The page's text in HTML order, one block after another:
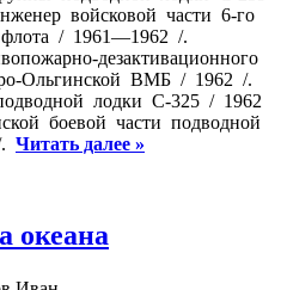
войсковой части 6-го
флота / 1961—1962 /.
дезактивационного
Ольгинской ВМБ / 1962 /.
лодки С-325 / 1962
боевой части подводной
Читать далее »
океана